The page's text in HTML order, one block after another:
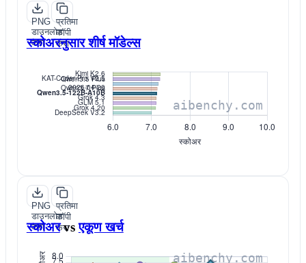
PNG
डाउनलोड
करा
प्रतिमा
कॉपी
करा
स्कोअरनुसार शीर्ष मॉडेल्स
PNG
डाउनलोड
करा
प्रतिमा
कॉपी
करा
स्कोअर vs एकूण खर्च